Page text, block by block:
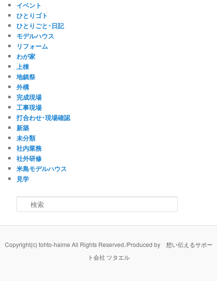
イベント
ひとりゴト
ひとりごと･日記
モデルハウス
リフォーム
わが家
上棟
地鎮祭
外構
完成現場
工事現場
打合わせ･現場確認
新築
未分類
社内業務
社外研修
米島モデルハウス
見学
Copyright(c) tohto-haime All Rights Reserved./Produced by想い伝えるサポー
ト会社 ツタエル